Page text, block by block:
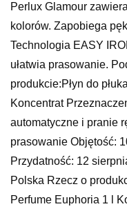
Perlux Glamour
kolorów. Zapobiega
Technologia EASY
ułatwia prasowanie.
produkcie:Płyn do
Koncentrat
automatyczne i pranie
prasowanie Objętość:
Przydatność: 12
Polska Rzecz o
Perfume Euphoria 1 l